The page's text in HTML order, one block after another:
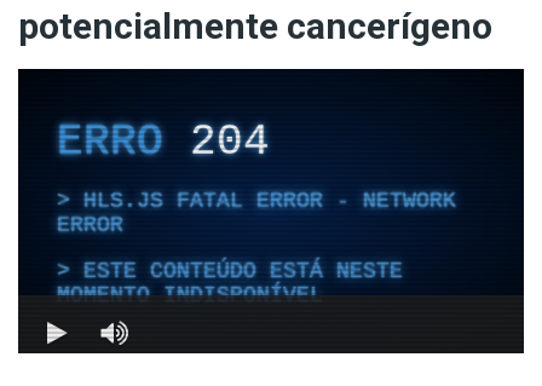
potencialmente cancerígeno